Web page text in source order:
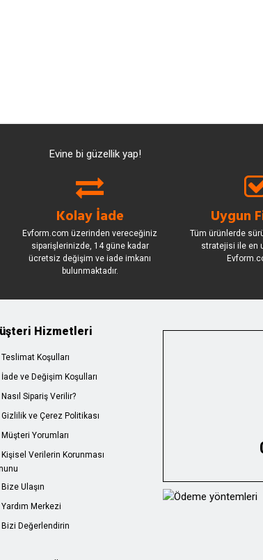
Kolay İade
Evform.com üzerinden vereceğiniz
siparişlerinizde, 14 güne kadar
ücretsiz değişim ve iade imkanı
bulunmaktadır.
Uygun
Tüm ürünlerde
stratejisi ile en
Hizmetleri
Teslimat Koşulları
İade ve Değişim Koşulları
Nasıl Sipariş Verilir?
Gizlilik ve Çerez Politikası
Müşteri Yorumları
Kişisel Verilerin Korunması
Bize Ulaşın
Yardım Merkezi
Bizi Değerlendirin